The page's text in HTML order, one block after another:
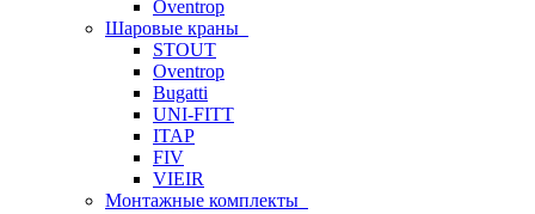
Oventrop
Шаровые краны
STOUT
Oventrop
Bugatti
UNI-FITT
ITAP
FIV
VIEIR
Монтажные комплекты